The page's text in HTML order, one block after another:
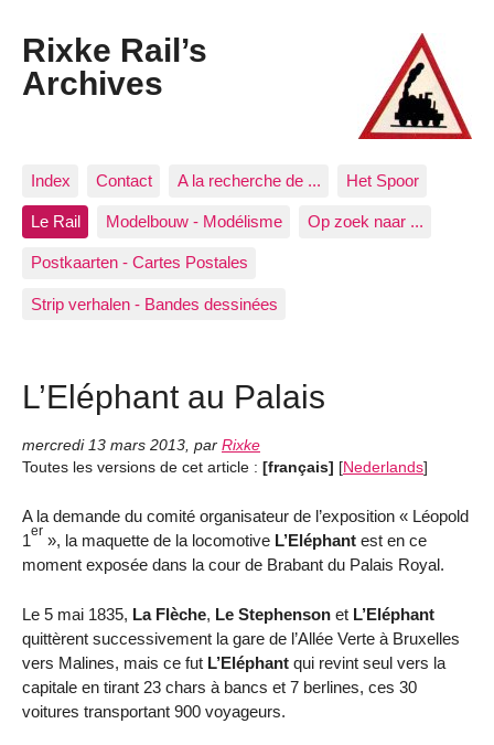
Rixke Rail’s
Archives
Index Contact A la recherche de ... Het Spoor
Le Rail Modelbouw - Modélisme Op zoek naar ...
Postkaarten - Cartes Postales
Strip verhalen - Bandes dessinées
L’Eléphant au Palais
mercredi 13 mars 2013, par Rixke
Toutes les versions de cet article : [français] [Nederlands]
A la demande du comité organisateur de l’exposition « Léopold
1er », la maquette de la locomotive L’Eléphant est en ce
moment exposée dans la cour de Brabant du Palais Royal.
Le 5 mai 1835, La Flèche, Le Stephenson et L’Eléphant
quittèrent successivement la gare de l’Allée Verte à Bruxelles
vers Malines, mais ce fut L’Eléphant qui revint seul vers la
capitale en tirant 23 chars à bancs et 7 berlines, ces 30
voitures transportant 900 voyageurs.